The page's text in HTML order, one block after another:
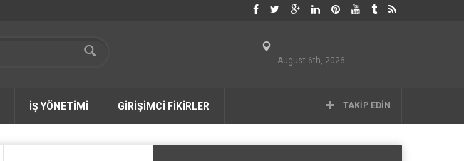
August 6th, 2026
İŞ YÖNETİMİ GİRİŞİMCİ FİKİRLER TAKIP EDIN